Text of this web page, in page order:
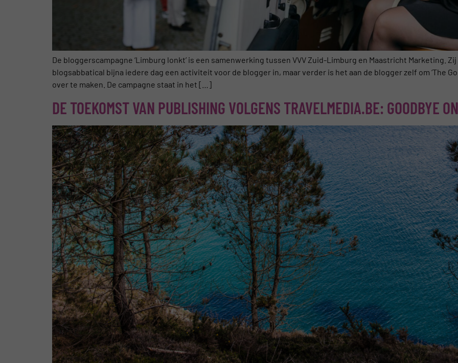
De bloggerscampagne ‘Limburg lonkt’ is een samenwerking tussen VVV Zuid-Limburg en Maastricht Marketing.
blogsabbatical bijna iedere dag een activiteit voor de blogger in, maar verder is het aan de blogger zelf om ‘The
over te maken. De campagne staat in het […]
DE TOEKOMST VAN PUBLISHING VOLGENS TRAVELMEDIA.BE: GOODBYE